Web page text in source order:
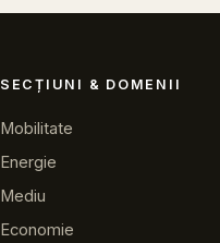
SECȚIUNI & DOMENII
Mobilitate
Energie
Mediu
Economie